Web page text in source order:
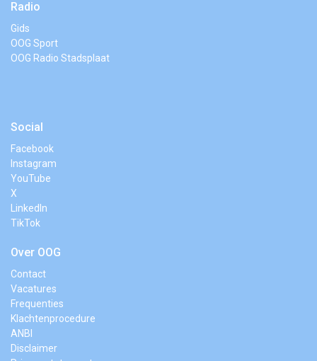
Radio
Gids
OOG Sport
OOG Radio Stadsplaat
Social
Facebook
Instagram
YouTube
X
LinkedIn
TikTok
Over OOG
Contact
Vacatures
Frequenties
Klachtenprocedure
ANBI
Disclaimer